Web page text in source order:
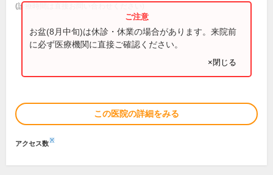
(診療時間は直接お問い合わせください)
お盆(8月中旬)は休診・休業の場合があります。来院前
に必ず医療機関に直接ご確認ください。
×閉じる
この医院の詳細をみる
アクセス数※